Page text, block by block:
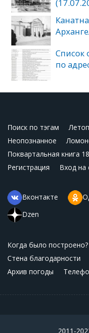
Список
по
Поиск по тэгам
Неопознанное
Поквартальная книга
Регистрация
Вход на
Вконтакте
Dzen
Когда было построено?
Стена благодарности
Архив погоды
2011-